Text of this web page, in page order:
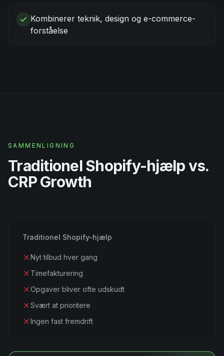
Kombinerer teknik, design og e-commerce-
forståelse
SAMMENLIGNING
Traditionel Shopify-hjælp vs.
CRP Growth
Traditionel Shopify-hjælp
Nyt tilbud hver gang
Timefakturering
Opgaver bliver ofte udskudt
Svært at prioritere
Ingen fast fremdrift